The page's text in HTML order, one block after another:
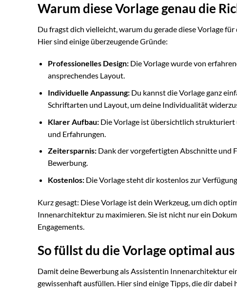
Warum diese Vorlage genau die
Du fragst dich vielleicht, warum du gerade diese Vorlage
Hier sind einige überzeugende Gründe:
Professionelles Design:Die Vorlage wurde von
ansprechendes Layout.
Individuelle Anpassung:Du kannst die Vorlage ganz
Schriftarten und Layout, um deine Individualität
Klarer Aufbau:Die Vorlage ist übersichtlich strukturiert
und Erfahrungen.
Zeitersparnis:Dank der vorgefertigten Abschnitte und
Bewerbung.
Kostenlos:Die Vorlage steht dir kostenlos zur
Kurz gesagt: Diese Vorlage ist dein Werkzeug, um dich
Innenarchitektur zu maximieren. Sie ist nicht nur ein
Engagements.
So füllst du die Vorlage optimal aus
Damit deine Bewerbung als Assistentin Innenarchitektur
gewissenhaft ausfüllen. Hier sind einige Tipps, die dir dabei